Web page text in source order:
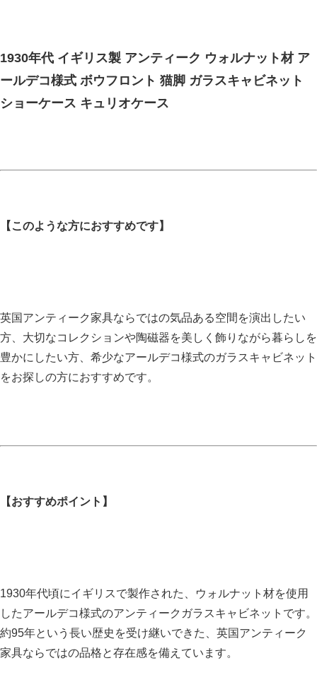
1930年代 イギリス製 アンティーク ウォルナット材 ア
ールデコ様式 ボウフロント 猫脚 ガラスキャビネット
ショーケース キュリオケース
【このような方におすすめです】
英国アンティーク家具ならではの気品ある空間を演出したい
方、大切なコレクションや陶磁器を美しく飾りながら暮らしを
豊かにしたい方、希少なアールデコ様式のガラスキャビネット
をお探しの方におすすめです。
【おすすめポイント】
1930年代頃にイギリスで製作された、ウォルナット材を使用
したアールデコ様式のアンティークガラスキャビネットです。
約95年という長い歴史を受け継いできた、英国アンティーク
家具ならではの品格と存在感を備えています。